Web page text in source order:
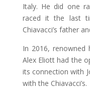
Italy. He did one
raced it the last
Chiavacci’s father
In 2016, renowned
Alex Eliott had the
its connection with
with the Chiavacci’s.